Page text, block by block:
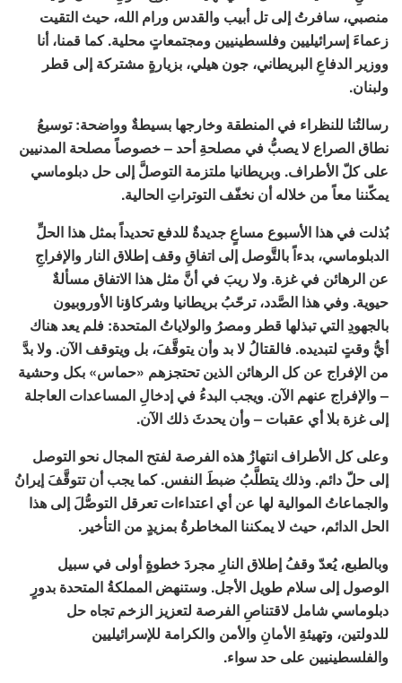
منصبي، سافرتُ إلى تل أبيب والقدس ورام الله، حيث التقيت
زعماءَ إسرائيليين وفلسطينيين ومجتمعاتٍ محلية. كما قمنا، أنا
ووزير الدفاعِ البريطاني، جون هيلي، بزيارةٍ مشتركة إلى قطر
ولبنان.
رسالتُنا للنظراء في المنطقة وخارجها بسيطةٌ وواضحة: توسيعُ
نطاق الصراع لا يصبُّ في مصلحةِ أحد – خصوصاً مصلحة المدنيين
على كلّ الأطراف. وبريطانيا ملتزمة التوصلَّ إلى حل دبلوماسي
يمكّننا معاً من خلاله أن نخفّف التوتراتِ الحالية.
بُذلت في هذا الأسبوع مساعٍ جديدةٌ للدفع تحديداً بمثل هذا الحلِّ
الدبلوماسي، بدءاً بالتَّوصل إلى اتفاقِ وقف إطلاق النار والإفراجِ
عن الرهائن في غزة. ولا ريبَ في أنَّ مثل هذا الاتفاق مسألةٌ
حيوية. وفي هذا الصَّدد، ترحّبُ بريطانيا وشركاؤنا الأوروبيون
بالجهودِ التي تبذلها قطر ومصرُ والولاياتُ المتحدة: فلم يعد هناك
أيُّ وقتٍ لتبديده. فالقتالُ لا بد وأن يتوقَّفَ، بل ويتوقف الآن. ولا بدَّ
من الإفراج عن كل الرهائن الذين تحتجزهم «حماس» بكل وحشية
– والإفراج عنهم الآن. ويجب البدءُ في إدخالِ المساعدات العاجلة
إلى غزة بلا أي عقبات – وأن يحدثَ ذلك الآن.
وعلى كل الأطراف انتهازُ هذه الفرصة لفتح المجال نحو التوصل
إلى حلّ دائم. وذلك يتطلَّبُ ضبطَ النفس. كما يجب أن تتوقَّفَ إيرانُ
والجماعاتُ الموالية لها عن أي اعتداءات تعرقل التوصُّلَ إلى هذا
الحل الدائم، حيث لا يمكننا المخاطرةُ بمزيدٍ من التأخير.
وبالطبع، يُعدّ وقفُ إطلاق النارِ مجردَ خطوةٍ أولى في سبيل
الوصول إلى سلام طويل الأجل. وستنهض المملكةُ المتحدة بدورٍ
دبلوماسي شامل لاقتناصِ الفرصة لتعزيز الزخم تجاه حل
للدولتين، وتهيئةِ الأمانِ والأمن والكرامة للإسرائيليين
والفلسطينيين على حد سواء.